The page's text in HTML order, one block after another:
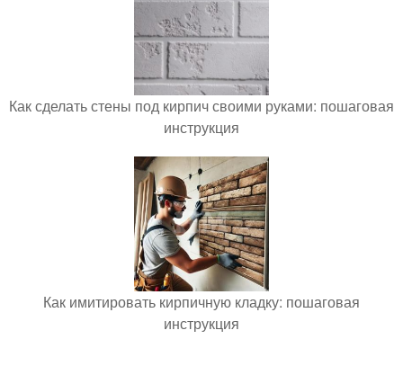
Как сделать стены под кирпич своими руками: пошаговая
инструкция
Как имитировать кирпичную кладку: пошаговая
инструкция